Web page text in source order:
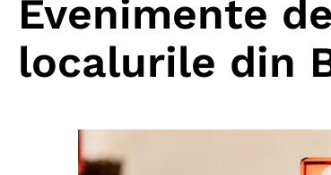
Evenimente
localurile din